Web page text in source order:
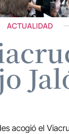
ACTUALIDAD
acogió el